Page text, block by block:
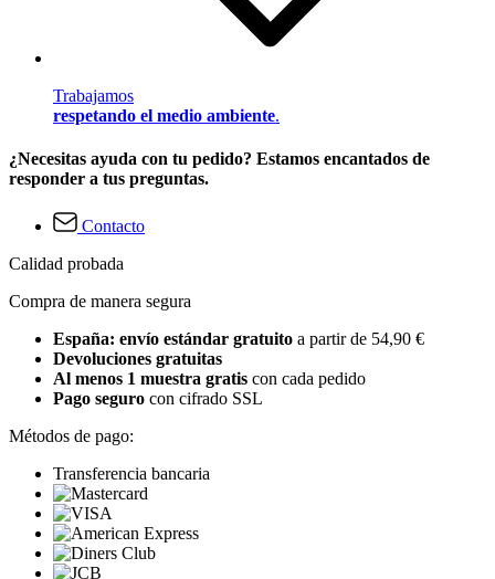
Trabajamos
respetando el medio ambiente.
¿Necesitas ayuda con tu pedido? Estamos encantados de
responder a tus preguntas.
Contacto
Calidad probada
Compra de manera segura
España: envío estándar gratuito a partir de 54,90 €
Devoluciones gratuitas
Al menos 1 muestra gratis con cada pedido
Pago seguro con cifrado SSL
Métodos de pago:
Transferencia bancaria